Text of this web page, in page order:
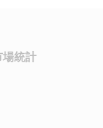
場統計